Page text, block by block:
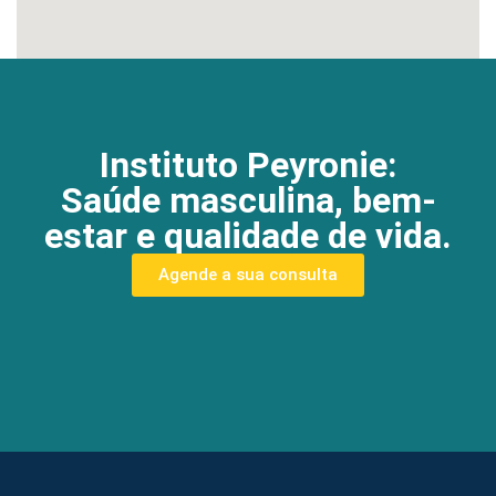
Instituto Peyronie:
Saúde masculina, bem-
estar e qualidade de vida.
Agende a sua consulta